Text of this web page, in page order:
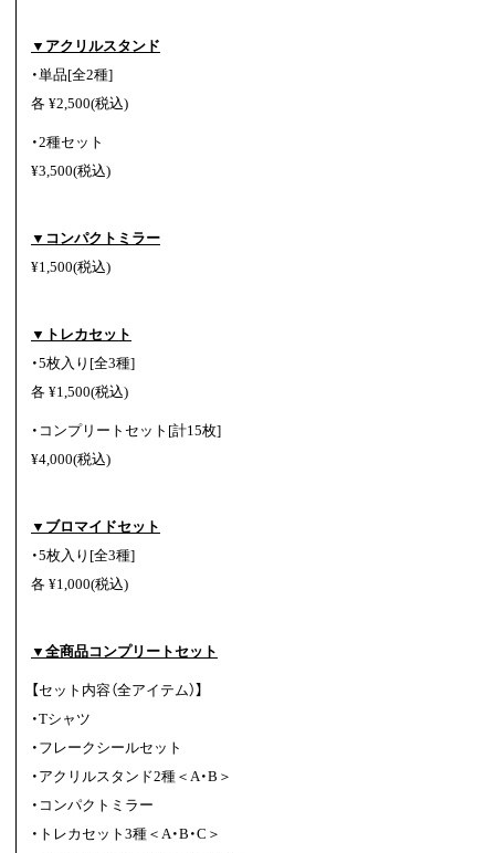
▼アクリルスタンド
・単品[全2種]
各 ¥2,500(税込)
・2種セット
¥3,500(税込)
▼コンパクトミラー
¥1,500(税込)
▼トレカセット
・5枚入り[全3種]
各 ¥1,500(税込)
・コンプリートセット[計15枚]
¥4,000(税込)
▼ブロマイドセット
・5枚入り[全3種]
各 ¥1,000(税込)
▼全商品コンプリートセット
【セット内容（全アイテム）】
・Tシャツ
・フレークシールセット
・アクリルスタンド2種＜A・B＞
・コンパクトミラー
・トレカセット3種＜A・B・C＞